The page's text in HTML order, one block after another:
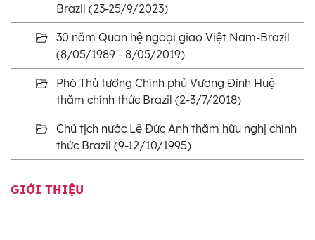
Brazil (23-25/9/2023)
30 năm Quan hệ ngoại giao Việt Nam-Brazil
(8/05/1989 - 8/05/2019)
Phó Thủ tướng Chính phủ Vương Đình Huệ
thăm chính thức Brazil (2-3/7/2018)
Chủ tịch nước Lê Đức Anh thăm hữu nghị chính
thức Brazil (9-12/10/1995)
GIỚI THIỆU